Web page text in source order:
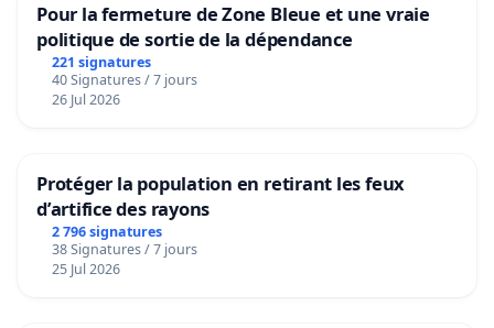
Pour la fermeture de Zone Bleue et une vraie
politique de sortie de la dépendance
221 signatures
40 Signatures / 7 jours
26 Jul 2026
Protéger la population en retirant les feux
d’artifice des rayons
2 796 signatures
38 Signatures / 7 jours
25 Jul 2026